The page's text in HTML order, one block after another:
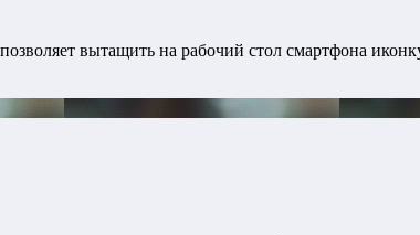
вытащить на рабочий стол смартфона